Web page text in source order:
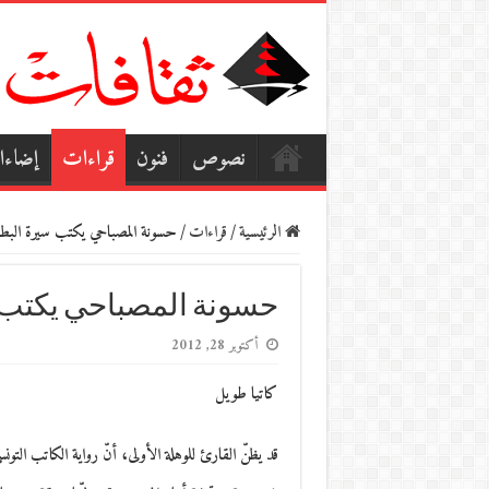
نصوص فنون قراءات
الرئيسية/قراءات/حسونة المصباحي يكتب سيرة
حسونة المصباحي
أكتوبر 28, 2012
كاتيا طويل